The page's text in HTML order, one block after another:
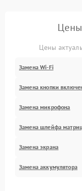
Цены
Цены
Замена Wi-Fi
Замена кнопки
Замена микрофона
Замена шлейфа
Замена экрана
Замена аккумулятора